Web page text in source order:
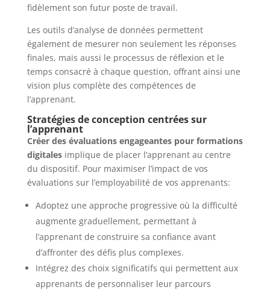
fidèlement son futur poste de travail.
Les outils d’analyse de données permettent
également de mesurer non seulement les réponses
finales, mais aussi le processus de réflexion et le
temps consacré à chaque question, offrant ainsi une
vision plus complète des compétences de
l’apprenant.
Stratégies de conception centrées sur
l’apprenant
Créer des évaluations engageantes pour formations
digitalesimplique de placer l’apprenant au centre
du dispositif. Pour maximiser l’impact de vos
évaluations sur l’employabilité de vos apprenants:
Adoptez une approche progressive où la difficulté
augmente graduellement, permettant à
l’apprenant de construire sa confiance avant
d’affronter des défis plus complexes.
Intégrez des choix significatifs qui permettent aux
apprenants de personnaliser leur parcours